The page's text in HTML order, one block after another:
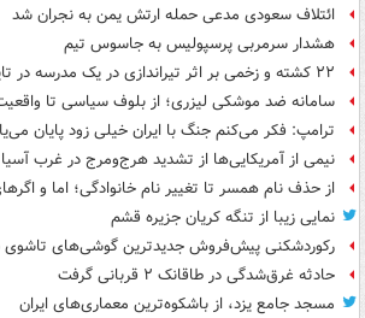
ائتلاف سعودی مدعی حمله ارتش یمن به نجران شد
هشدار سرمربی پرسپولیس به جاسوس تیم
۲۲ کشته و زخمی بر اثر تیراندازی در یک مدرسه در تایلند+ فیلم
سامانه ضد موشکی لیزری؛ از بلوف سیاسی تا
ترامپ: فکر می‌کنم جنگ با ایران خیلی زود پایان
نیمی از آمریکایی‌ها از تشدید هرج‌ومرج در غرب
از حذف نام همسر تا تغییر نام خانوادگی؛ اما و
نمایی زیبا از تنگه کریان جزیره قشم
رکوردشکنی پیش‌فروش جدیدترین گوشی‌های
حادثه غرق‌شدگی در طاقانک ۲ قربانی گرفت
مسجد جامع یزد، از باشکوه‌ترین معماری‌های ایران